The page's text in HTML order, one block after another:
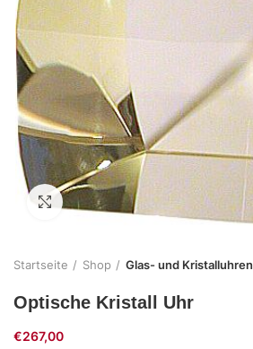
Zum Vergrößern klicken
Startseite Shop Glas- und Kristalluhren
Optische Kristall Uhr
€267,00